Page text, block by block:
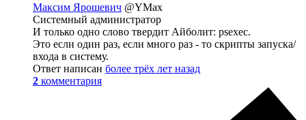
Максим Ярошевич @YMax
Системный администратор
И только одно слово твердит Айболит: psexec.
Это если один раз, если много раз - то скрипты запуска/
входа в систему.
Ответ написан более трёх лет назад
2 комментария